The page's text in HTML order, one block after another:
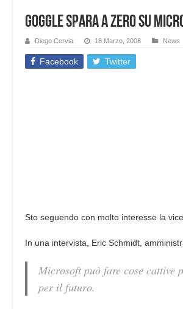
Goggle spara a zero su
Diego Cervia 18 Marzo, 2008 News
Facebook Twitter
Sto seguendo con molto interesse la
In una intervista, Eric Schmidt,
Microsoft può fare cose cattive
per il futuro.